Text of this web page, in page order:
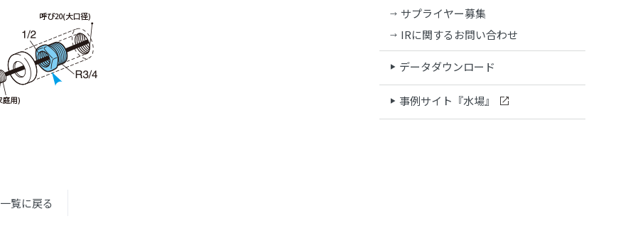
一覧に戻る
サプライヤー募集
IRに関するお問い合わせ
データダウンロード
事例サイト『水場』